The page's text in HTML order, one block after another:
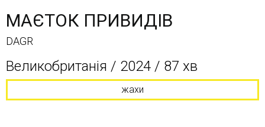
МАЄТОК ПРИВИДІВ
DAGR
Великобританія / 2024 / 87 хв
жахи